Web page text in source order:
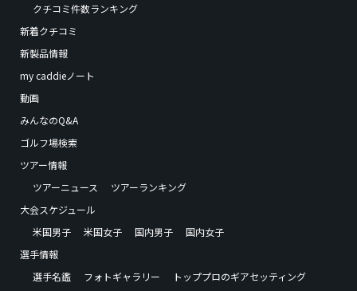
クチコミ件数ランキング
新着クチコミ
新製品情報
my caddieノート
動画
みんなのQ&A
ゴルフ場検索
ツアー情報
ツアーニュース
ツアーランキング
大会スケジュール
米国男子
米国女子 国内男子
国内女子
選手情報
選手名鑑
フォトギャラリー トッププロのギアセッティング